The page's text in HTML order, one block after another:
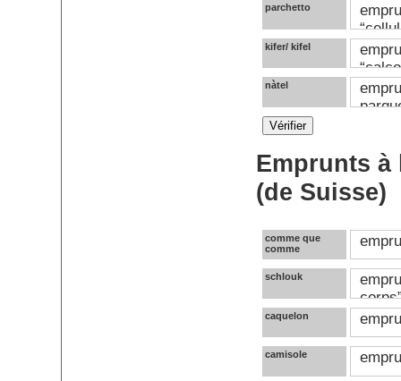
parchetto
kifer/ kifel
nàtel
Emprunts à
(de Suisse)
comme que
comme
schlouk
caquelon
camisole